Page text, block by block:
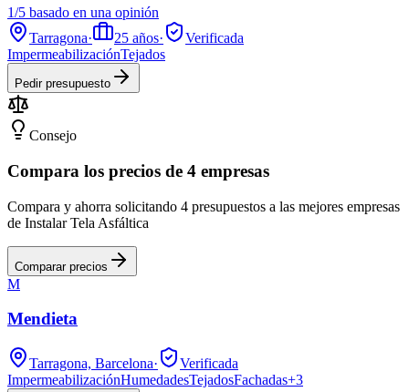
1/5 basado en una opinión
Tarragona· 25 años·
Verificada
ImpermeabilizaciónTejados
Pedir presupuesto
Consejo
Compara los precios de 4 empresas
Compara y ahorra solicitando 4 presupuestos a las mejores empresas
de Instalar Tela Asfáltica
Comparar precios
M
Mendieta
Tarragona, Barcelona·
Verificada
ImpermeabilizaciónHumedadesTejadosFachadas+3